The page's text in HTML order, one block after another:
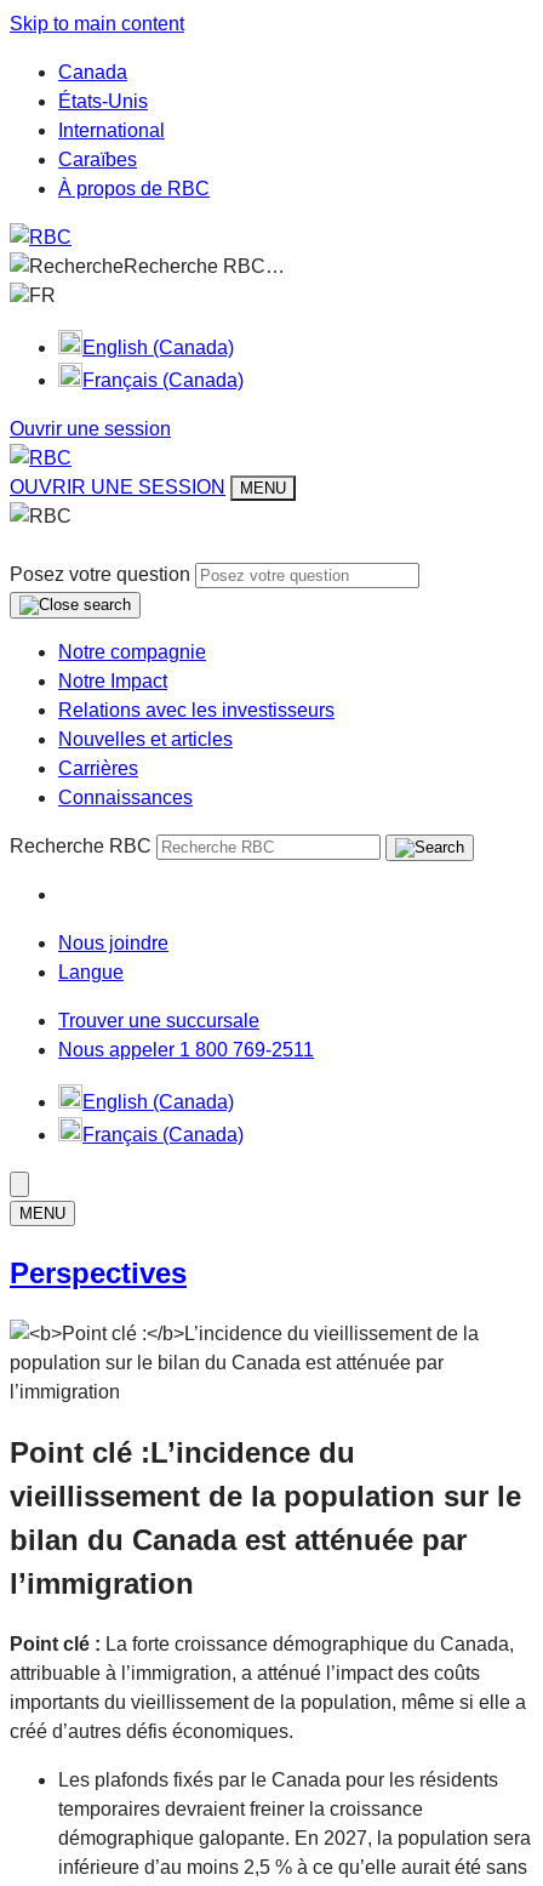
Skip to main content
Canada
États-Unis
International
Caraïbes
À propos de RBC
Recherche RBC…
FR
English (Canada)
Français (Canada)
Ouvrir une session
OUVRIR UNE SESSION MENU
Posez votre question
Notre compagnie
Notre Impact
Relations avec les investisseurs
Nouvelles et articles
Carrières
Connaissances
Recherche RBC
Nous joindre
Langue
Trouver une succursale
Nous appeler 1 800 769-2511
English (Canada)
Français (Canada)
MENU
Perspectives
Point clé :L’incidence du
vieillissement de la population sur le
bilan du Canada est atténuée par
l’immigration
Point clé : La forte croissance démographique du Canada,
attribuable à l’immigration, a atténué l’impact des coûts
importants du vieillissement de la population, même si elle a
créé d’autres défis économiques.
Les plafonds fixés par le Canada pour les résidents
temporaires devraient freiner la croissance
démographique galopante. En 2027, la population sera
inférieure d’au moins 2,5 % à ce qu’elle aurait été sans